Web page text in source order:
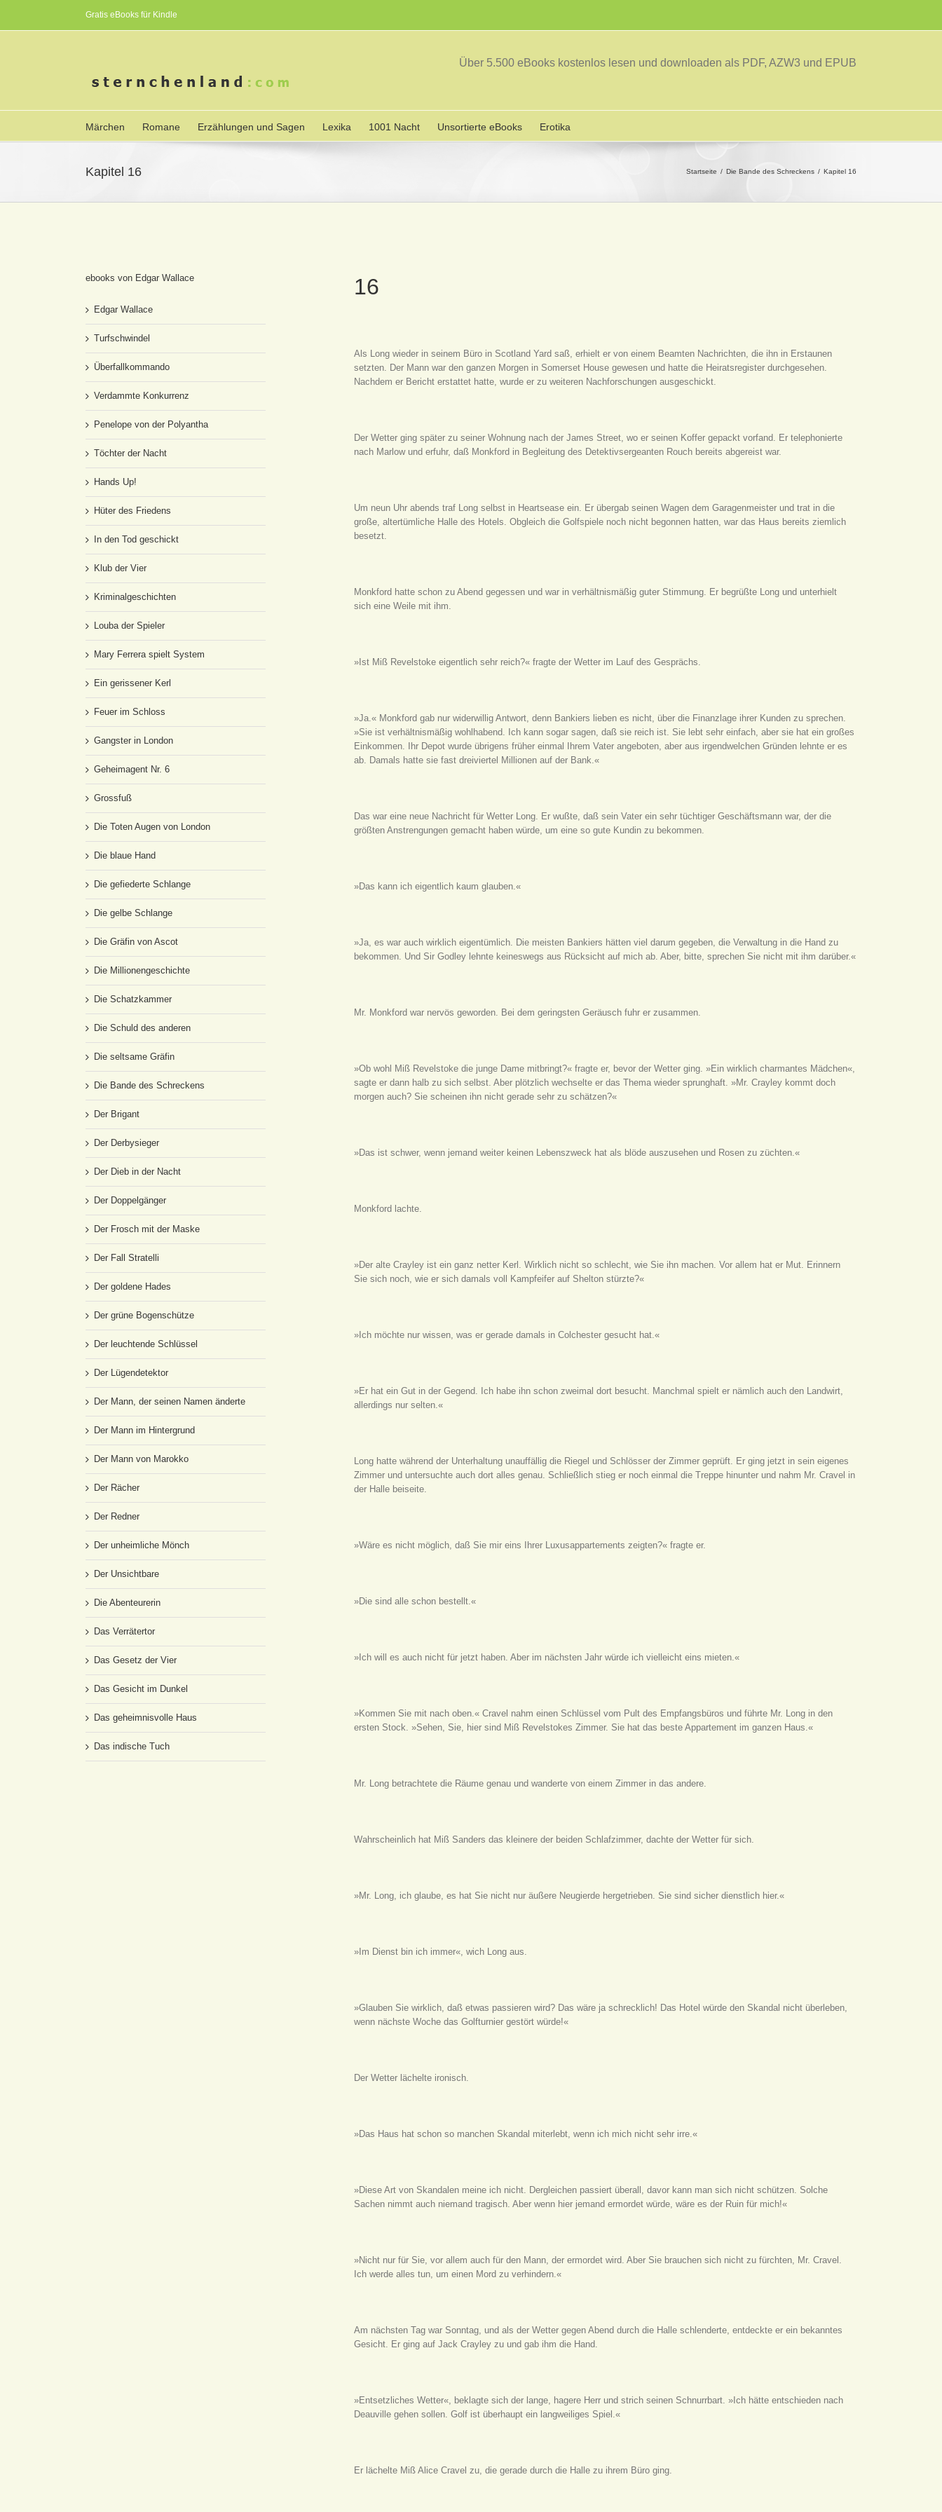
Gratis eBooks für Kindle
Über 5.500 eBooks kostenlos lesen und downloaden als PDF, AZW3 und EPUB
Märchen Romane Erzählungen und Sagen Lexika 1001 Nacht Unsortierte eBooks Erotika
Kapitel 16 Startseite Die Bande des Schreckens Kapitel 16
16
Als Long wieder in seinem Büro in Scotland Yard saß, erhielt er von einem Beamten Nachrichten, die ihn in Erstaunen
setzten. Der Mann war den ganzen Morgen in Somerset House gewesen und hatte die Heiratsregister durchgesehen.
Nachdem er Bericht erstattet hatte, wurde er zu weiteren Nachforschungen ausgeschickt.
Der Wetter ging später zu seiner Wohnung nach der James Street, wo er seinen Koffer gepackt vorfand. Er telephonierte
nach Marlow und erfuhr, daß Monkford in Begleitung des Detektivsergeanten Rouch bereits abgereist war.
Um neun Uhr abends traf Long selbst in Heartsease ein. Er übergab seinen Wagen dem Garagenmeister und trat in die
große, altertümliche Halle des Hotels. Obgleich die Golfspiele noch nicht begonnen hatten, war das Haus bereits ziemlich
besetzt.
Monkford hatte schon zu Abend gegessen und war in verhältnismäßig guter Stimmung. Er begrüßte Long und unterhielt
sich eine Weile mit ihm.
»Ist Miß Revelstoke eigentlich sehr reich?« fragte der Wetter im Lauf des Gesprächs.
»Ja.« Monkford gab nur widerwillig Antwort, denn Bankiers lieben es nicht, über die Finanzlage ihrer Kunden zu sprechen.
»Sie ist verhältnismäßig wohlhabend. Ich kann sogar sagen, daß sie reich ist. Sie lebt sehr einfach, aber sie hat ein großes
Einkommen. Ihr Depot wurde übrigens früher einmal Ihrem Vater angeboten, aber aus irgendwelchen Gründen lehnte er es
ab. Damals hatte sie fast dreiviertel Millionen auf der Bank.«
Das war eine neue Nachricht für Wetter Long. Er wußte, daß sein Vater ein sehr tüchtiger Geschäftsmann war, der die
größten Anstrengungen gemacht haben würde, um eine so gute Kundin zu bekommen.
»Das kann ich eigentlich kaum glauben.«
»Ja, es war auch wirklich eigentümlich. Die meisten Bankiers hätten viel darum gegeben, die Verwaltung in die Hand zu
bekommen. Und Sir Godley lehnte keineswegs aus Rücksicht auf mich ab. Aber, bitte, sprechen Sie nicht mit ihm darüber.«
Mr. Monkford war nervös geworden. Bei dem geringsten Geräusch fuhr er zusammen.
»Ob wohl Miß Revelstoke die junge Dame mitbringt?« fragte er, bevor der Wetter ging. »Ein wirklich charmantes Mädchen«,
sagte er dann halb zu sich selbst. Aber plötzlich wechselte er das Thema wieder sprunghaft. »Mr. Crayley kommt doch
morgen auch? Sie scheinen ihn nicht gerade sehr zu schätzen?«
»Das ist schwer, wenn jemand weiter keinen Lebenszweck hat als blöde auszusehen und Rosen zu züchten.«
Monkford lachte.
»Der alte Crayley ist ein ganz netter Kerl. Wirklich nicht so schlecht, wie Sie ihn machen. Vor allem hat er Mut. Erinnern
Sie sich noch, wie er sich damals voll Kampfeifer auf Shelton stürzte?«
»Ich möchte nur wissen, was er gerade damals in Colchester gesucht hat.«
»Er hat ein Gut in der Gegend. Ich habe ihn schon zweimal dort besucht. Manchmal spielt er nämlich auch den Landwirt,
allerdings nur selten.«
Long hatte während der Unterhaltung unauffällig die Riegel und Schlösser der Zimmer geprüft. Er ging jetzt in sein eigenes
Zimmer und untersuchte auch dort alles genau. Schließlich stieg er noch einmal die Treppe hinunter und nahm Mr. Cravel in
der Halle beiseite.
»Wäre es nicht möglich, daß Sie mir eins Ihrer Luxusappartements zeigten?« fragte er.
»Die sind alle schon bestellt.«
»Ich will es auch nicht für jetzt haben. Aber im nächsten Jahr würde ich vielleicht eins mieten.«
»Kommen Sie mit nach oben.« Cravel nahm einen Schlüssel vom Pult des Empfangsbüros und führte Mr. Long in den
ersten Stock. »Sehen, Sie, hier sind Miß Revelstokes Zimmer. Sie hat das beste Appartement im ganzen Haus.«
Mr. Long betrachtete die Räume genau und wanderte von einem Zimmer in das andere.
Wahrscheinlich hat Miß Sanders das kleinere der beiden Schlafzimmer, dachte der Wetter für sich.
»Mr. Long, ich glaube, es hat Sie nicht nur äußere Neugierde hergetrieben. Sie sind sicher dienstlich hier.«
»Im Dienst bin ich immer«, wich Long aus.
»Glauben Sie wirklich, daß etwas passieren wird? Das wäre ja schrecklich! Das Hotel würde den Skandal nicht überleben,
wenn nächste Woche das Golfturnier gestört würde!«
Der Wetter lächelte ironisch.
»Das Haus hat schon so manchen Skandal miterlebt, wenn ich mich nicht sehr irre.«
»Diese Art von Skandalen meine ich nicht. Dergleichen passiert überall, davor kann man sich nicht schützen. Solche
Sachen nimmt auch niemand tragisch. Aber wenn hier jemand ermordet würde, wäre es der Ruin für mich!«
»Nicht nur für Sie, vor allem auch für den Mann, der ermordet wird. Aber Sie brauchen sich nicht zu fürchten, Mr. Cravel.
Ich werde alles tun, um einen Mord zu verhindern.«
Am nächsten Tag war Sonntag, und als der Wetter gegen Abend durch die Halle schlenderte, entdeckte er ein bekanntes
Gesicht. Er ging auf Jack Crayley zu und gab ihm die Hand.
»Entsetzliches Wetter«, beklagte sich der lange, hagere Herr und strich seinen Schnurrbart. »Ich hätte entschieden nach
Deauville gehen sollen. Golf ist überhaupt ein langweiliges Spiel.«
Er lächelte Miß Alice Cravel zu, die gerade durch die Halle zu ihrem Büro ging.
ebooks von Edgar Wallace
Edgar Wallace
Turfschwindel
Überfallkommando
Verdammte Konkurrenz
Penelope von der Polyantha
Töchter der Nacht
Hands Up!
Hüter des Friedens
In den Tod geschickt
Klub der Vier
Kriminalgeschichten
Louba der Spieler
Mary Ferrera spielt System
Ein gerissener Kerl
Feuer im Schloss
Gangster in London
Geheimagent Nr. 6
Grossfuß
Die Toten Augen von London
Die blaue Hand
Die gefiederte Schlange
Die gelbe Schlange
Die Gräfin von Ascot
Die Millionengeschichte
Die Schatzkammer
Die Schuld des anderen
Die seltsame Gräfin
Die Bande des Schreckens
Der Brigant
Der Derbysieger
Der Dieb in der Nacht
Der Doppelgänger
Der Frosch mit der Maske
Der Fall Stratelli
Der goldene Hades
Der grüne Bogenschütze
Der leuchtende Schlüssel
Der Lügendetektor
Der Mann, der seinen Namen änderte
Der Mann im Hintergrund
Der Mann von Marokko
Der Rächer
Der Redner
Der unheimliche Mönch
Der Unsichtbare
Die Abenteurerin
Das Verrätertor
Das Gesetz der Vier
Das Gesicht im Dunkel
Das geheimnisvolle Haus
Das indische Tuch